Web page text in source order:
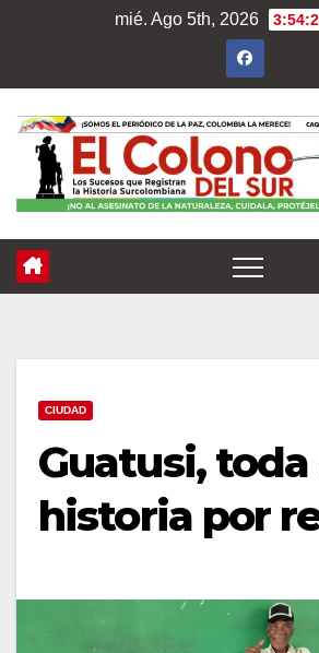
mié. Ago 5th, 2026
CIUDAD
Guatusi, toda
historia por